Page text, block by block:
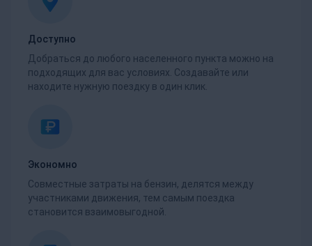
Доступно
Добраться до любого населенного пункта можно на
подходящих для вас условиях. Создавайте или
находите нужную поездку в один клик.
Экономно
Совместные затраты на бензин, делятся между
участниками движения, тем самым поездка
становится взаимовыгодной.